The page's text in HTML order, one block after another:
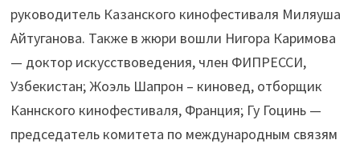
руководитель Казанского кинофестиваля Миляуша
Айтуганова. Также в жюри вошли Нигора Каримова
— доктор искусствоведения, член ФИПРЕССИ,
Узбекистан; Жоэль Шапрон – киновед, отборщик
Каннского кинофестиваля, Франция; Гу Гоцинь —
председатель комитета по международным связям